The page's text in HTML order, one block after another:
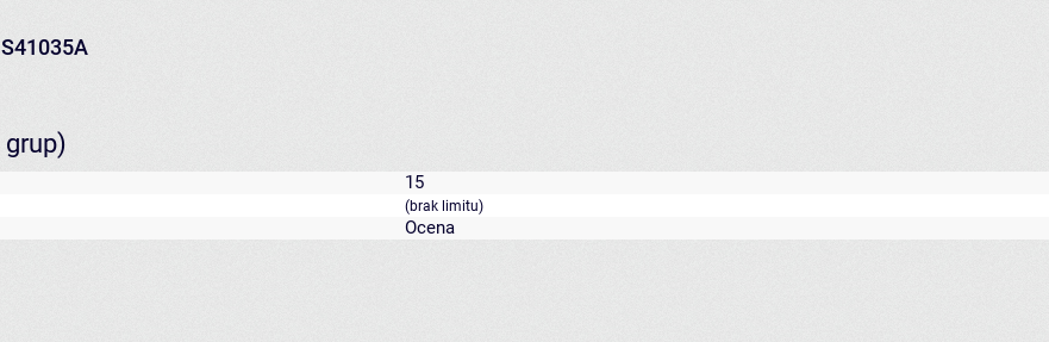
15
(brak limitu)
Ocena